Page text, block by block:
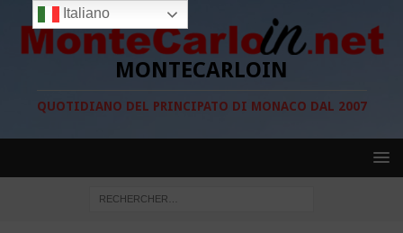
MONTECARLOIN
QUOTIDIANO DEL PRINCIPATO DI MONACO DAL 2007
Italiano